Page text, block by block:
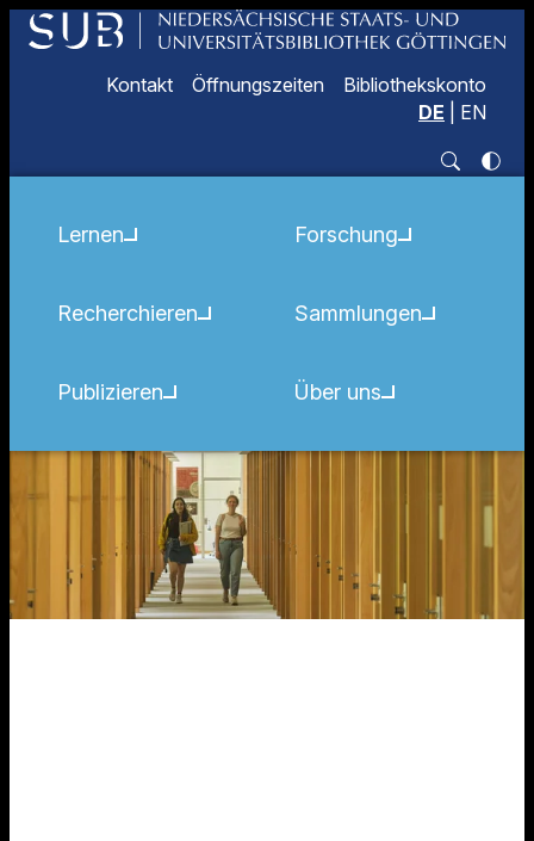
Kontakt Öffnungszeiten
Bibliothekskonto
DE
EN
Lernen
Recherchieren
Publizieren
Forschung
Sammlungen
Über uns